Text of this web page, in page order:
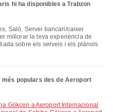
hi ha disponibles a Trabzon
millorar la teva experiència de
sobre els serveis i els plànols
populars des de Aeroport